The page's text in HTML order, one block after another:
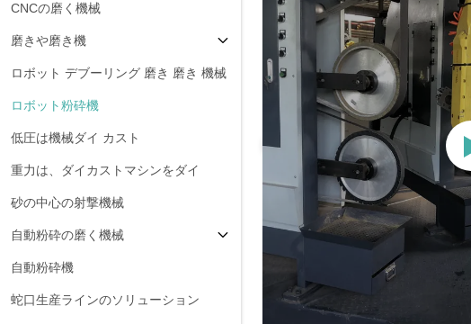
CNCの磨く機械
磨きや磨き機
ロボット デブーリング 磨き 磨き 機械
ロボット粉砕機
低圧は機械ダイ カスト
重力は、ダイカストマシンをダイ
砂の中心の射撃機械
自動粉砕の磨く機械
自動粉砕機
蛇口生産ラインのソリューション